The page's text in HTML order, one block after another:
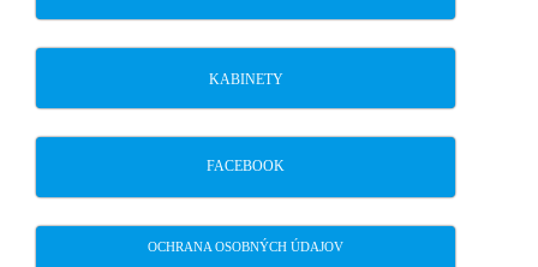
KABINETY
FACEBOOK
OCHRANA OSOBNÝCH ÚDAJOV